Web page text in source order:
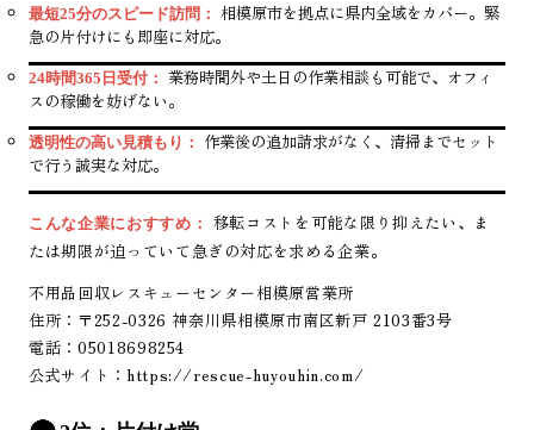
最短25分のスピード訪問： 相模原市を拠点に県内全域をカバー。緊
急の片付けにも即座に対応。
24時間365日受付： 業務時間外や土日の作業相談も可能で、オフィ
スの稼働を妨げない。
透明性の高い見積もり：
作業後の追加請求がなく、清掃までセット
で行う誠実な対応。
こんな企業におすすめ：
移転コストを可能な限り抑えたい、ま
たは期限が迫っていて急ぎの対応を求める企業。
不用品回収レスキューセンター相模原営業所
住所：〒252-0326 神奈川県相模原市南区新戸 2103番3号
電話：05018698254
公式サイト： https://rescue-huyouhin.com/